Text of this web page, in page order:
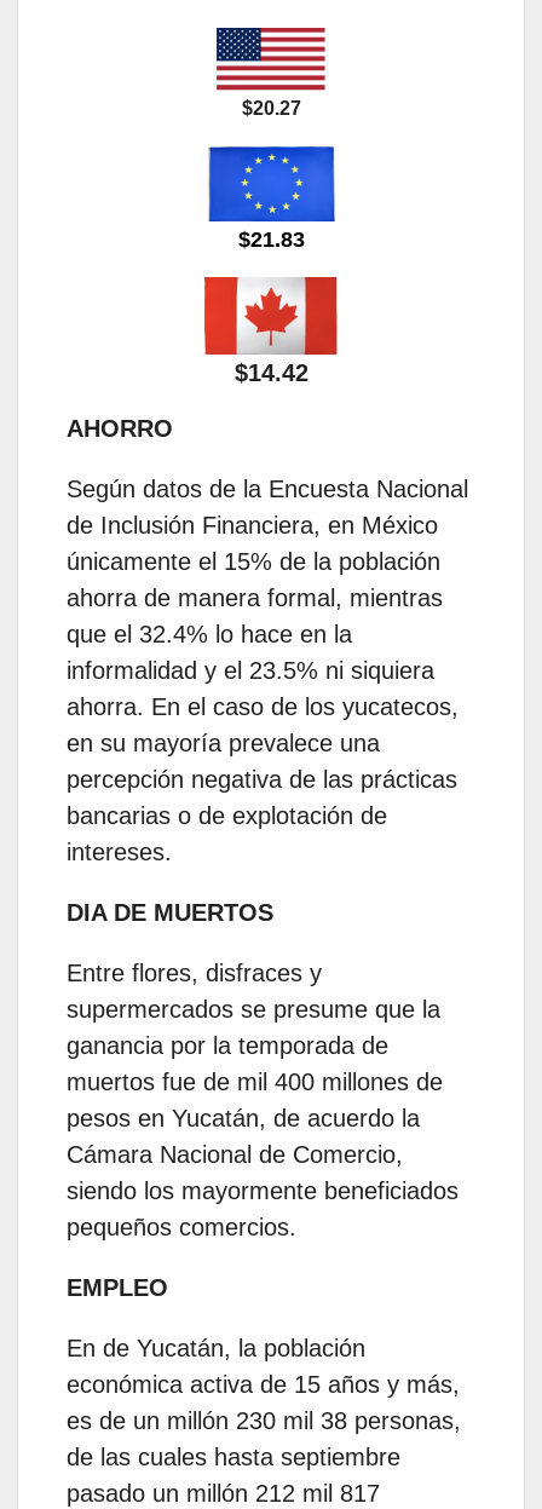
$20.27
$21.83
$14.42
AHORRO
Según datos de la Encuesta Nacional
de Inclusión Financiera, en México
únicamente el 15% de la población
ahorra de manera formal, mientras
que el 32.4% lo hace en la
informalidad y el 23.5% ni siquiera
ahorra. En el caso de los yucatecos,
en su mayoría prevalece una
percepción negativa de las prácticas
bancarias o de explotación de
intereses.
DIA DE MUERTOS
Entre flores, disfraces y
supermercados se presume que la
ganancia por la temporada de
muertos fue de mil 400 millones de
pesos en Yucatán, de acuerdo la
Cámara Nacional de Comercio,
siendo los mayormente beneficiados
pequeños comercios.
EMPLEO
En de Yucatán, la población
económica activa de 15 años y más,
es de un millón 230 mil 38 personas,
de las cuales hasta septiembre
pasado un millón 212 mil 817